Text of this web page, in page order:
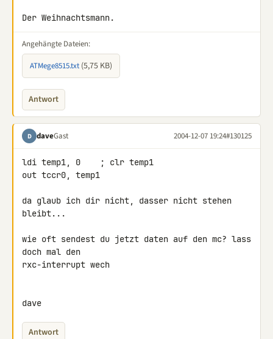
Der Weihnachtsmann.
Angehängte Dateien:
ATMege8515.txt(5,75 KB)
Antwort
D daveGast 2004-12-07 19:24#130125
ldi temp1, 0    ; clr temp1
out tccr0, temp1
da glaub ich dir nicht, dasser nicht stehen
bleibt...
wie oft sendest du jetzt daten auf den mc? lass
doch mal den
rxc-interrupt wech
dave
Antwort